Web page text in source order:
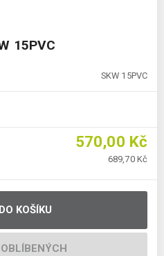
15PVC
SKW 15PVC
570,00 Kč
689,70 Kč
DO KOŠÍKU
OBLÍBENÝCH